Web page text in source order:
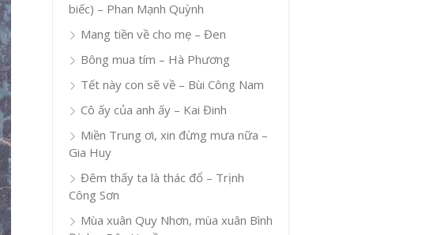
biếc) – Phan Mạnh Quỳnh
Mang tiền về cho mẹ – Đen
Bông mua tím – Hà Phương
Tết này con sẽ về – Bùi Công Nam
Cô ấy của anh ấy – Kai Đinh
Miền Trung ơi, xin đừng mưa nữa –
Gia Huy
Đêm thấy ta là thác đổ – Trịnh
Công Sơn
Mùa xuân Quy Nhơn, mùa xuân Bình